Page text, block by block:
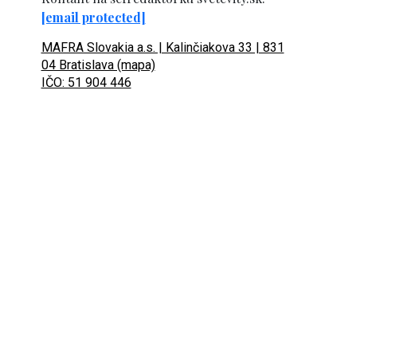
[email protected]
MAFRA Slovakia a.s. | Kalinčiakova 33 | 831
04 Bratislava (mapa)
IČO: 51 904 446